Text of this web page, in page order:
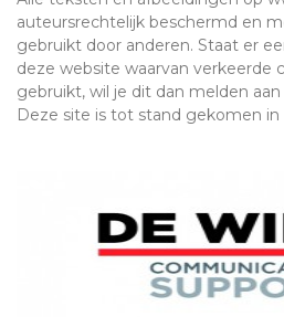
auteursrechtelijk beschermd en
gebruikt door anderen. Staat er
deze website waarvan verkeerde
gebruikt, wil je dit dan melden aan
Deze site is tot stand gekomen